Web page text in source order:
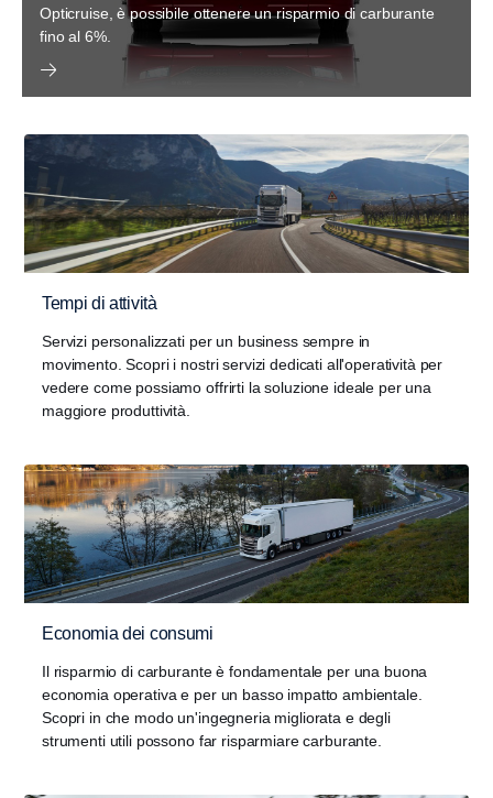
Opticruise, è possibile ottenere un risparmio di carburante
fino al 6%.
Tempi di attività
Servizi personalizzati per un business sempre in
movimento. Scopri i nostri servizi dedicati all'operatività per
vedere come possiamo offrirti la soluzione ideale per una
maggiore produttività.
Economia dei consumi
Il risparmio di carburante è fondamentale per una buona
economia operativa e per un basso impatto ambientale.
Scopri in che modo un'ingegneria migliorata e degli
strumenti utili possono far risparmiare carburante.